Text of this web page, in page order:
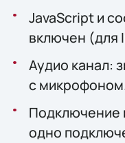
JavaScript и
включен (для
Аудио канал:
с
Подключение
одно